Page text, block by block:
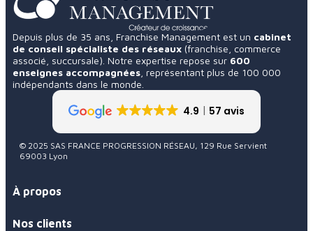
Depuis plus de 35 ans, Franchise Management est un cabinet
de conseil spécialiste des réseaux (franchise, commerce
associé, succursale). Notre expertise repose sur 600
enseignes accompagnées , représentant plus de 100 000
indépendants dans le monde.
4.9 57 avis
© 2025 SAS FRANCE PROGRESSION RÉSEAU, 129 Rue Servient
69003 Lyon
À propos
Nos clients